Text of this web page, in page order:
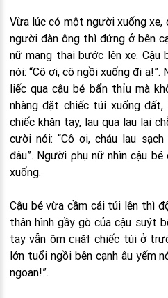
Vừa lúc có một người xuống xe,
người đàn ông thì đứng ở bên
nữ mang thai bước lên xe. Cậu
nói: “Cô ơi, cô ngồi xuống đi
liếc qua cậu bé bẩn thỉu mà
nhàng đặt chiếc túi xuống
chiếc khăn tay, lau qua lau lại
cười nói: “Cô ơi, cháu lau
đâu”. Người ρhụ nữ nhìn cậu
xuống.
Cậu bé vừa cầm cái túi lên thì
thân hình gầy gò của cậu suýt
tay vẫn ôm ᴄнặϯ chiếc túi ở
lớn tuổi ngồi bên cạnh âu yếm
ngoan!”.